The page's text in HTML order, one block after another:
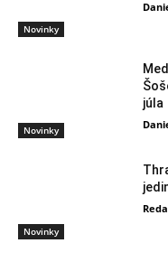
Novinky
Novinky
júla
Novinky